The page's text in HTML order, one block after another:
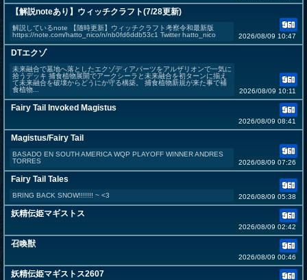
【解説noteあり】ウィッチクラフト(7/28更新)
解説しているnote 【随時更新】ウィッチクラフト考察令和最新版
https://note.com/hatto_nico/n/nb0fd6ddb53c1 Twitter hatto_nico
2026/08/09 10:47
DTエクゾ
未来融合で墓地へ落としたエクゾディアパーツをアルザリオンで一気に
拾うデッキ 捕食植物展開でアークシーラと未来融合を初ターンに揃え
て未来融合を破壊からどうにか守る構築。 捕食植物新規が来た事で補
食植物...
2026/08/09 10:11
Fairy Tail Invoked Magistus
2026/08/09 08:41
Magistus/Fairy Tail
BASADO EN SOUTH AMERICA WQP PLAYOFF WINNER ANDRES
TORRES
2026/08/09 07:26
Fairy Tail Tales
BRING BACK SNOW!!!!!!! ~ <3 2026/08/09 05:38
妖精伝姫マギストス
2026/08/09 02:42
召喚獣
2026/08/09 00:46
妖精伝姫マギストス2607